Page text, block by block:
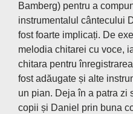
Bamberg) pentru a
instrumentalul cântecului
fost foarte implicați. De
melodia chitarei cu voce,
chitara pentru
fost adăugate și alte
un pian. Deja în a patra zi
copii și Daniel prin buna